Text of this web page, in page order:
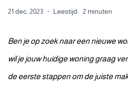
21 dec. 2023 · Leestijd: 2 minuten
Ben je op zoek naar een nieuwe
wil je jouw huidige woning graag
de eerste stappen om de juiste